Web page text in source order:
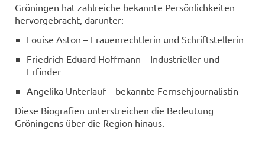
Gröningen hat zahlreiche bekannte Persönlichkeiten
hervorgebracht, darunter:
Louise Aston – Frauenrechtlerin und Schriftstellerin
Friedrich Eduard Hoffmann – Industrieller und
Erfinder
Angelika Unterlauf – bekannte Fernsehjournalistin
Diese Biografien unterstreichen die Bedeutung
Gröningens über die Region hinaus.